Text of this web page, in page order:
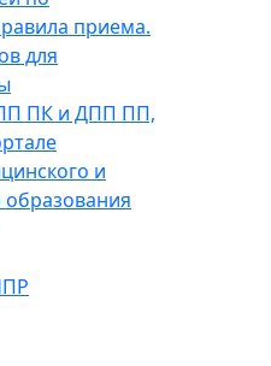
приема.
для
ПК и ДПП ПП,
и